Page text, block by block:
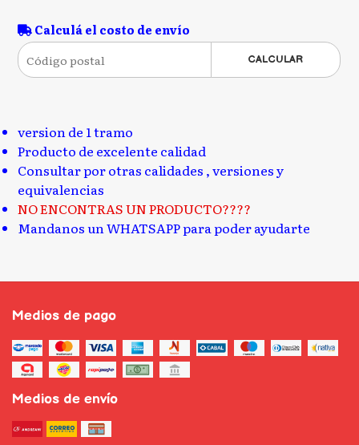
Calculá el costo de envío
CALCULAR
version de 1 tramo
Producto de excelente calidad
Consultar por otras calidades , versiones y
equivalencias
NO ENCONTRAS UN PRODUCTO????
Mandanos un WHATSAPP para poder ayudarte
Medios de pago
Medios de envío